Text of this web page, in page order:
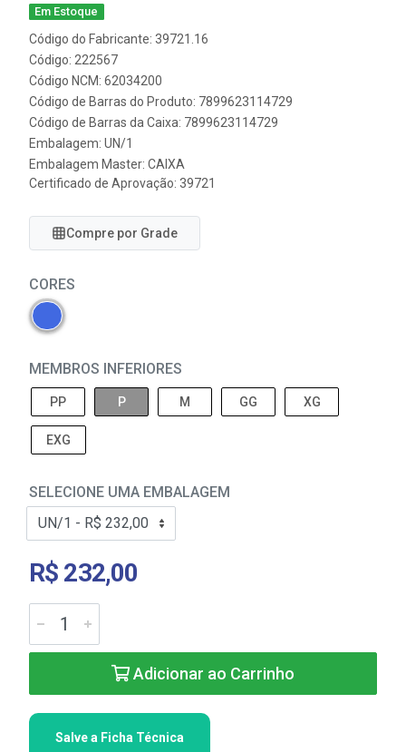
Em Estoque
Código do Fabricante: 39721.16
Código: 222567
Código NCM: 62034200
Código de Barras do Produto: 7899623114729
Código de Barras da Caixa: 7899623114729
Embalagem: UN/1
Embalagem Master: CAIXA
Certificado de Aprovação: 39721
Compre por Grade
CORES
MEMBROS INFERIORES
PP P M GG XG
EXG
SELECIONE UMA EMBALAGEM
R$ 232,00
Adicionar ao Carrinho
Salve a Ficha Técnica